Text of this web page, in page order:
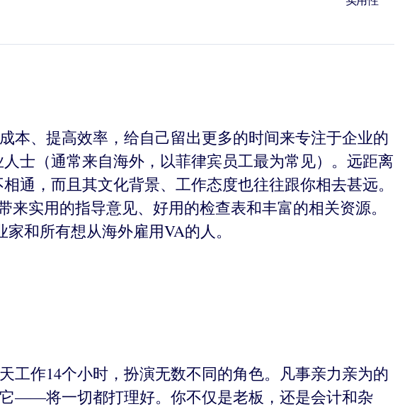
本、提高效率，给自己留出更多的时间来专注于企业的
士（通常来自海外，以菲律宾员工最为常见）。远距离
通，而且其文化背景、工作态度也往往跟你相去甚远。
实用的指导意见、好用的检查表和丰富的相关资源。
和所有想从海外雇用VA的人。
工作14个小时，扮演无数不同的角色。凡事亲力亲为的
——将一切都打理好。你不仅是老板，还是会计和杂